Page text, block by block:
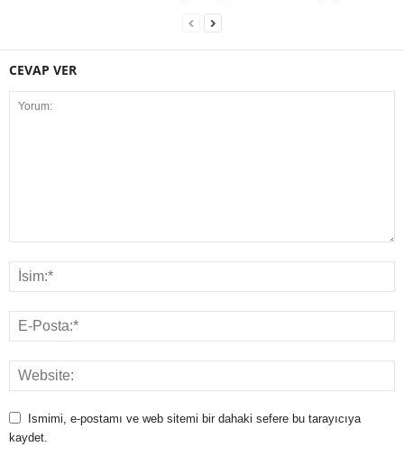
CEVAP VER
Ismimi, e-postamı ve web sitemi bir dahaki sefere bu tarayıcıya
kaydet.